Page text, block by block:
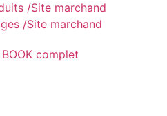
/Site marchand
/Site marchand
BOOK complet